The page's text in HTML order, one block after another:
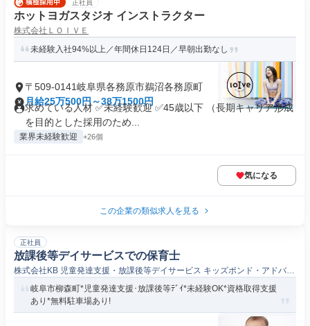
正社員
ホットヨガスタジオ インストラクター
株式会社ＬＯＩＶＥ
未経験入社94%以上／年間休日124日／早朝出勤なし
〒509-0141岐阜県各務原市鵜沼各務原町
月給25万500円～38万1500円
求めている人材 ✅未経験歓迎 ✅45歳以下 （長期キャリア形成
を目的とした採用のため...
業界未経験歓迎 +26個
気になる
この企業の類似求人を見る
正社員
放課後等デイサービスでの保育士
株式会社KB 児童発達支援・放課後等デイサービス キッズボンド・アドバン
ス柳森
岐阜市柳森町*児童発達支援･放課後等ﾃﾞｲ*未経験OK*資格取得支援
あり*無料駐車場あり!